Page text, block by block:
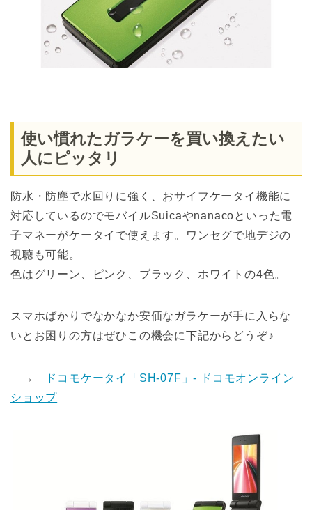
使い慣れたガラケーを買い換えたい
人にピッタリ
防水・防塵で水回りに強く、おサイフケータイ機能に
対応しているのでモバイルSuicaやnanacoといった電
子マネーがケータイで使えます。ワンセグで地デジの
視聴も可能。
色はグリーン、ピンク、ブラック、ホワイトの4色。
スマホばかりでなかなか安価なガラケーが手に入らな
いとお困りの方はぜひこの機会に下記からどうぞ♪
→
ドコモケータイ「SH-07F」- ドコモオンライン
ショップ